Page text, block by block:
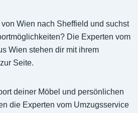
Wien nach Sheffield und suchst
Die Experten vom
Wien stehen dir mit ihrem
Seite.
deiner Möbel und persönlichen
die Experten vom Umzugsservice